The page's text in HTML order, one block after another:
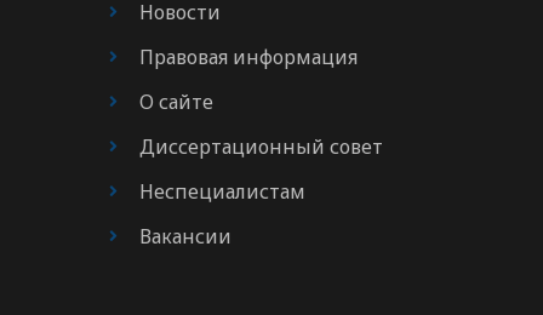
Новости
Правовая информация
О сайте
Диссертационный совет
Неспециалистам
Вакансии